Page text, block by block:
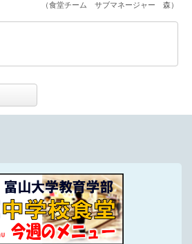
（食堂チーム サブマネージャー 森）